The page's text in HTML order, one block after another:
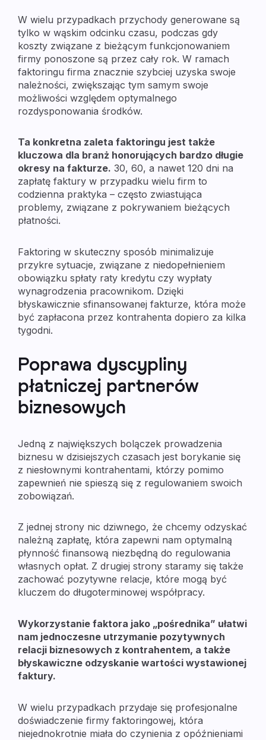
W wielu przypadkach przychody generowane są
tylko w wąskim odcinku czasu, podczas gdy
koszty związane z bieżącym funkcjonowaniem
firmy ponoszone są przez cały rok. W ramach
faktoringu firma znacznie szybciej uzyska swoje
należności, zwiększając tym samym swoje
możliwości względem optymalnego
rozdysponowania środków.
Ta konkretna zaleta faktoringu jest także
kluczowa dla branż honorujących bardzo długie
okresy na fakturze. 30, 60, a nawet 120 dni na
zapłatę faktury w przypadku wielu firm to
codzienna praktyka – często zwiastująca
problemy, związane z pokrywaniem bieżących
płatności.
Faktoring w skuteczny sposób minimalizuje
przykre sytuacje, związane z niedopełnieniem
obowiązku spłaty raty kredytu czy wypłaty
wynagrodzenia pracownikom. Dzięki
błyskawicznie sfinansowanej fakturze, która może
być zapłacona przez kontrahenta dopiero za kilka
tygodni.
Poprawa dyscypliny
płatniczej partnerów
biznesowych
Jedną z największych bolączek prowadzenia
biznesu w dzisiejszych czasach jest borykanie się
z niesłownymi kontrahentami, którzy pomimo
zapewnień nie spieszą się z regulowaniem swoich
zobowiązań.
Z jednej strony nic dziwnego, że chcemy odzyskać
należną zapłatę, która zapewni nam optymalną
płynność finansową niezbędną do regulowania
własnych opłat. Z drugiej strony staramy się także
zachować pozytywne relacje, które mogą być
kluczem do długoterminowej współpracy.
Wykorzystanie faktora jako „pośrednika” ułatwi
nam jednoczesne utrzymanie pozytywnych
relacji biznesowych z kontrahentem, a także
błyskawiczne odzyskanie wartości wystawionej
faktury.
W wielu przypadkach przydaje się profesjonalne
doświadczenie firmy faktoringowej, która
niejednokrotnie miała do czynienia z opóźnieniami